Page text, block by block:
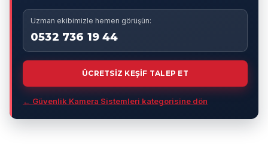
Uzman ekibimizle hemen görüşün:
0532 736 19 44
ÜCRETSİZ KEŞİF TALEP ET
← Güvenlik Kamera Sistemleri kategorisine dön